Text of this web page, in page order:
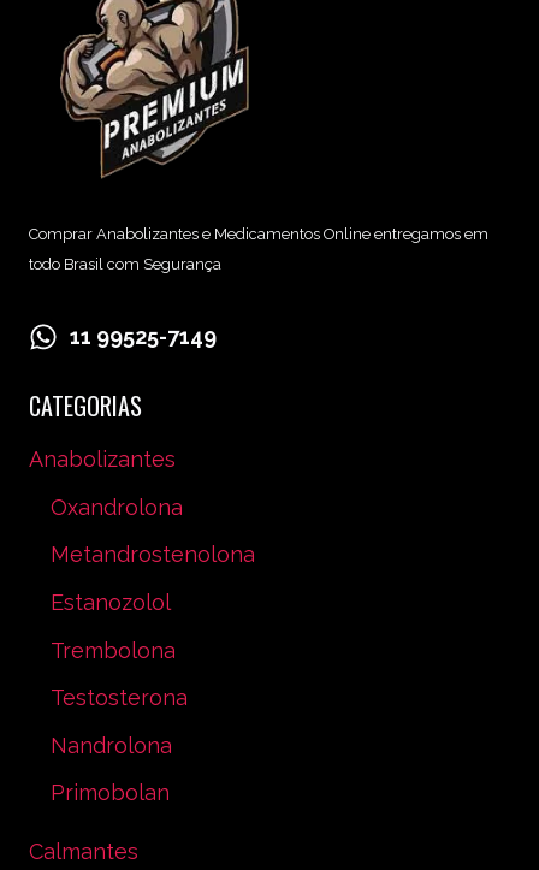
Comprar Anabolizantes e Medicamentos Online entregamos em
todo Brasil com Segurança
11 99525-7149
CATEGORIAS
Anabolizantes
Oxandrolona
Metandrostenolona
Estanozolol
Trembolona
Testosterona
Nandrolona
Primobolan
Calmantes